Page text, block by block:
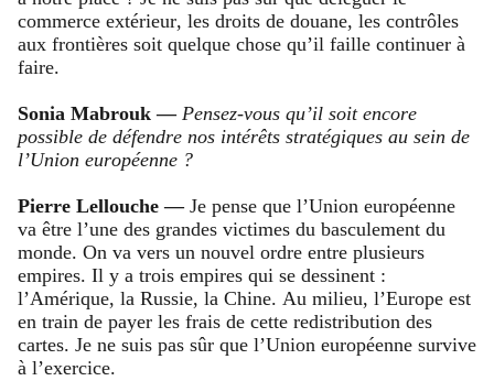
commerce extérieur, les droits de douane, les contrôles
aux frontières soit quelque chose qu’il faille continuer à
faire.
Sonia Mabrouk — Pensez-vous qu’il soit encore
possible de défendre nos intérêts stratégiques au sein de
l’Union européenne ?
Pierre Lellouche —Je pense que l’Union européenne
va être l’une des grandes victimes du basculement du
monde. On va vers un nouvel ordre entre plusieurs
empires. Il y a trois empires qui se dessinent :
l’Amérique, la Russie, la Chine. Au milieu, l’Europe est
en train de payer les frais de cette redistribution des
cartes. Je ne suis pas sûr que l’Union européenne survive
à l’exercice.